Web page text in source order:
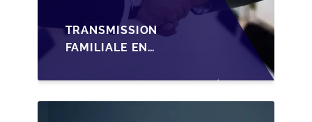
TRANSMISSION
FAMILIALE EN
STRUCTURER LA
CESSION DES PARTS